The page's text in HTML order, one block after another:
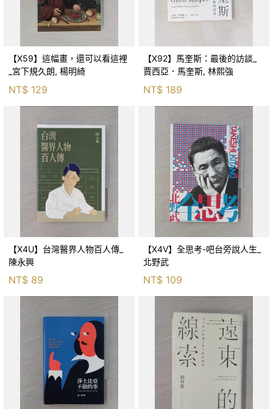
【X59】這幅畫，還可以看這裡
_宮下規久朗, 楊明綺
NT$ 129
【X92】馬奎斯：最後的訪談_
賈西亞．馬奎斯, 林熙強
NT$ 189
【X4U】台灣醫界人物百人傳_
陳永興
NT$ 89
【X4V】全思考-吧台旁說人生_
北野武
NT$ 109